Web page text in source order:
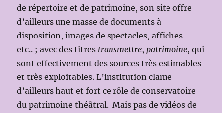
de répertoire et de patrimoine, son site offre
d’ailleurs une masse de documents à
disposition, images de spectacles, affiches
etc.. ; avec des titres transmettre,patrimoine, qui
sont effectivement des sources très estimables
et très exploitables. L’institution clame
d’ailleurs haut et fort ce rôle de conservatoire
du patrimoine théâtral. Mais pas de vidéos de